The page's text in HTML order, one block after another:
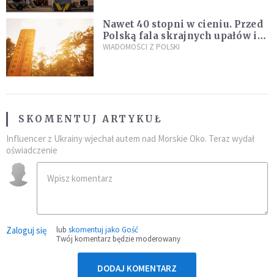
Nawet 40 stopni w cieniu. Przed
Polską fala skrajnych upałów i
gwałtowne burze
WIADOMOŚCI Z POLSKI
SKOMENTUJ ARTYKUŁ
Influencer z Ukrainy wjechał autem nad Morskie Oko. Teraz wydał
oświadczenie
Zaloguj się lub skomentuj jako Gość
Twój komentarz będzie moderowany
DODAJ KOMENTARZ